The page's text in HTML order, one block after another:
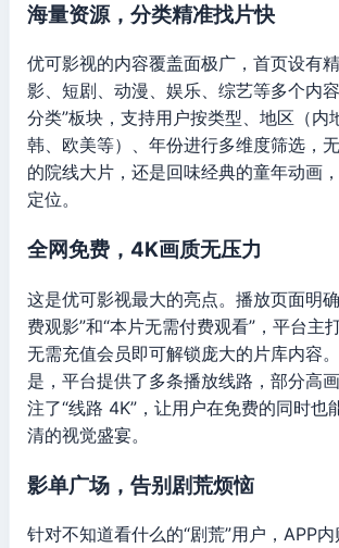
海量资源，分类精准找片快
优可影视的内容覆盖面极广，首页设有
影、短剧、动漫、娱乐、综艺等多个内
分类”板块，支持用户按类型、地区（内
韩、欧美等）、年份进行多维度筛选，
的院线大片，还是回味经典的童年动画
定位。
全网免费，4K画质无压力
这是优可影视最大的亮点。播放页面明
费观影”和“本片无需付费观看”，平台主
无需充值会员即可解锁庞大的片库内容
是，平台提供了多条播放线路，部分高
注了“线路 4K”，让用户在免费的同时也
清的视觉盛宴。
影单广场，告别剧荒烦恼
针对不知道看什么的“剧荒”用户，APP